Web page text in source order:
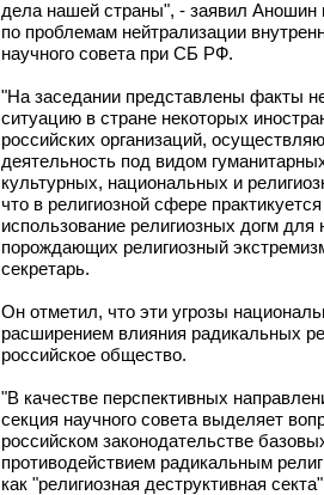
дела нашей страны", - заявил Аношин
по проблемам нейтрализации
научного совета при СБ РФ.
"На заседании представлены факты
ситуацию в стране некоторых
российских организаций,
деятельность под видом
культурных, национальных и
что в религиозной сфере
использование религиозных догм для
порождающих религиозный
секретарь.
Он отметил, что эти угрозы
расширением влияния радикальных
российское общество.
"В качестве перспективных
секция научного совета выделяет
российском законодательстве
противодействием радикальным
как "религиозная деструктивная